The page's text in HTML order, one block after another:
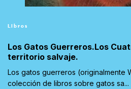
Libros
Los Gatos Guerreros.Los
territorio salvaje.
Los gatos guerreros (originalmente
colección de libros sobre gatos sa...